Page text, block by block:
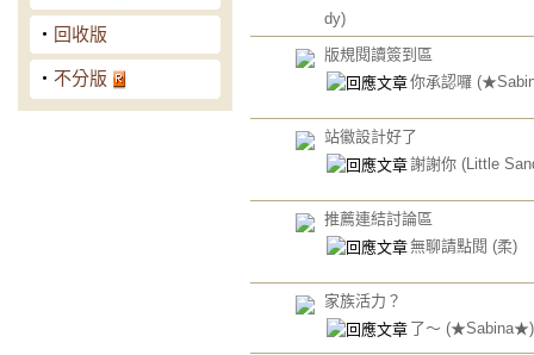
‧ 回收版
‧ 不分版
dy)
版規閱讀簽到區
你承認囉
站徽設計好了
謝謝你 (Little
推薦連結討論區
無聊請點閱 (柔)
家族活力？
了～ (★Sabina★)